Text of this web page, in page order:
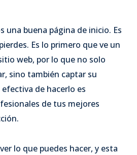
una buena página de inicio. Es
Es lo primero que ve un
web, por lo que no solo
sino también captar su
de hacerlo es
de tus mejores
lo que puedes hacer, y esta